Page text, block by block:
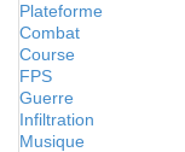
Plateforme
Combat
Course
FPS
Guerre
Infiltration
Musique